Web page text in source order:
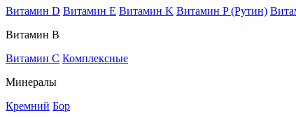
Витамин D Витамин E Витамин K Витамин P (Рутин)
Витамин В
Витамин C Комплексные
Минералы
Кремний Бор